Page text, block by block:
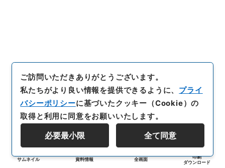
サムネイル 資料情報 全画面
印刷
ダウンロード
ご訪問いただきありがとうございます。
私たちがより良い情報を提供できるように、 プライ
バシーポリシーに基づいたクッキー（Cookie）の
取得と利用に同意をお願いいたします。
必要最小限 全て同意